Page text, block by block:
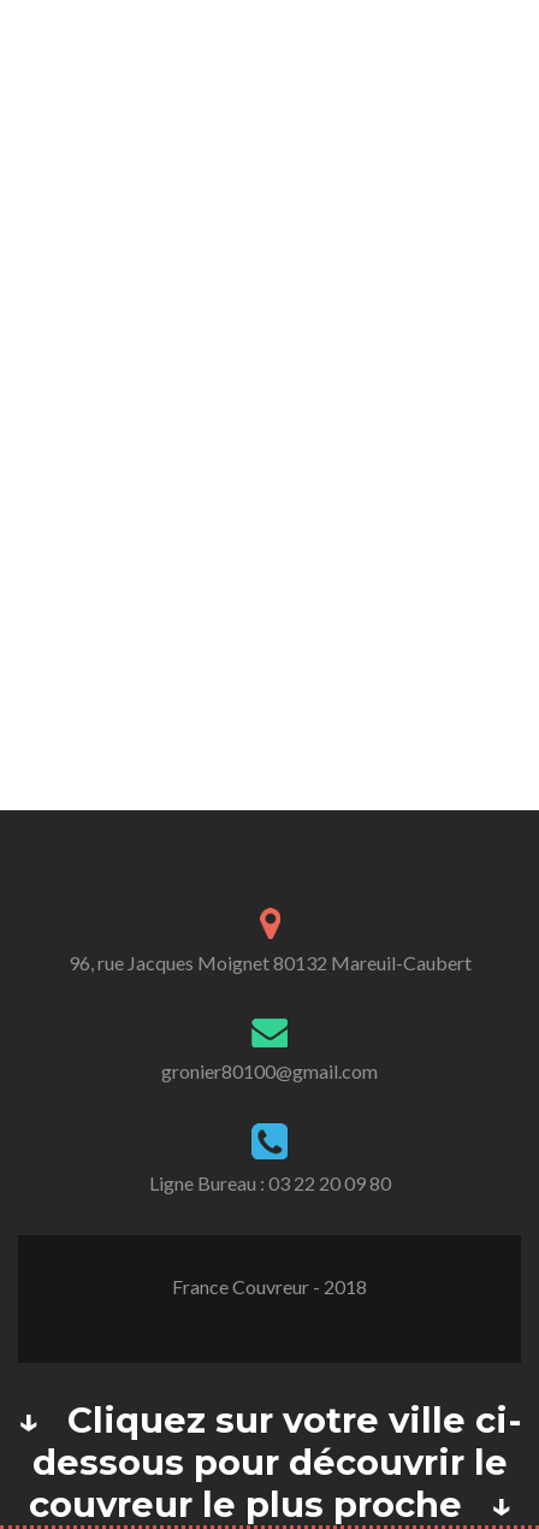
96, rue Jacques Moignet 80132 Mareuil-Caubert
gronier80100@gmail.com
Ligne Bureau : 03 22 20 09 80
France Couvreur - 2018
↓ Cliquez sur votre ville ci-
dessous pour découvrir le
couvreur le plus proche ↓